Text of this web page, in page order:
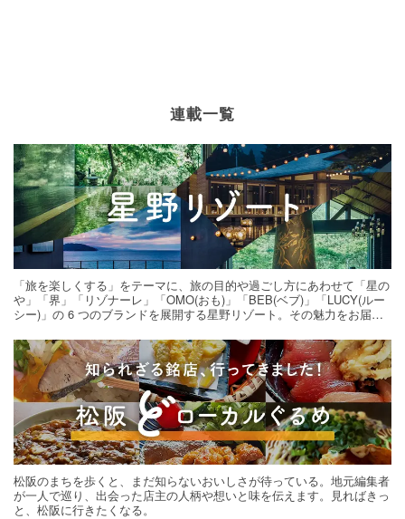
連載一覧
「旅を楽しくする」をテーマに、旅の目的や過ごし方にあわせて「星の
や」「界」「リゾナーレ」「OMO(おも)」「BEB(ベブ)」「LUCY(ルー
シー)」の 6 つのブランドを展開する星野リゾート。その魅力をお届け
松阪のまちを歩くと、まだ知らないおいしさが待っている。地元編集者
が一人で巡り、出会った店主の人柄や想いと味を伝えます。見ればきっ
と、松阪に行きたくなる。